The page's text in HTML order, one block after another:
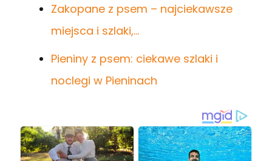
Zakopane z psem – najciekawsze
miejsca i szlaki,…
Pieniny z psem: ciekawe szlaki i
noclegi w Pieninach